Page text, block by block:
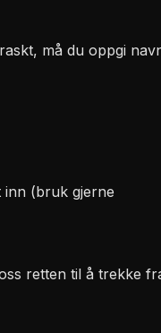
må du oppgi
(bruk gjerne
retten til å trekke